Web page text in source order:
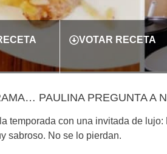
VOTAR RECETA
PAULINA PREGUNTA A
temporada con una invitada de
sabroso. No se lo pierdan.